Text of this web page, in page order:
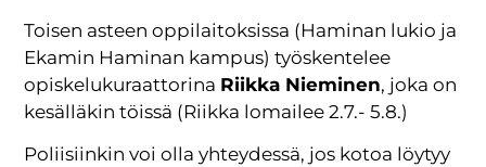
Toisen asteen oppilaitoksissa (Haminan lukio ja
Ekamin Haminan kampus) työskentelee
opiskelukuraattorina Riikka Nieminen, joka on
kesälläkin töissä (Riikka lomailee 2.7.- 5.8.)
Poliisiinkin voi olla yhteydessä, jos kotoa löytyy